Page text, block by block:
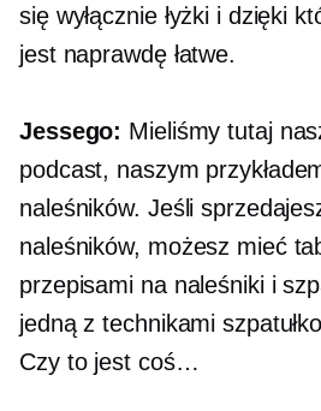
się wyłącznie łyżki i dzięki
jest naprawdę łatwe.
Jessego: Mieliśmy tutaj
podcast, naszym
naleśników. Jeśli
naleśników, możesz mieć
przepisami na naleśniki i
jedną z technikami
Czy to jest coś…